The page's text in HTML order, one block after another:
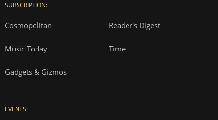
SUBSCRIPTION:
Cosmopolitan Reader's Digest
Music Today Time
Gadgets & Gizmos
EVENTS: